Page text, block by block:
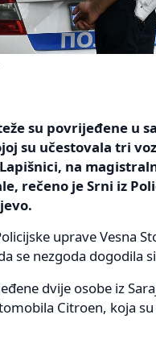
su povrijeđene u
su učestovala tri
na
rečeno je Srni iz
uprave Vesna
se nezgoda dogodila
dvije osobe iz
Citroen, koja